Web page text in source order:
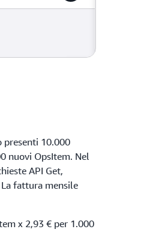
presenti 10.000
nuovi OpsItem. Nel
API Get,
fattura mensile
x 2,93 € per 1.000